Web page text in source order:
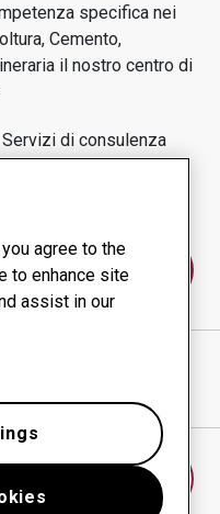
specifica nei
Cemento,
il nostro centro di
Servizi di consulenza
agree to the
to enhance site
assist in our